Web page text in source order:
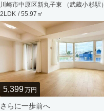
川崎市中原区新丸子東 （武蔵小杉駅）
2LDK / 55.97㎡
5,399万円
さらに一歩前へ